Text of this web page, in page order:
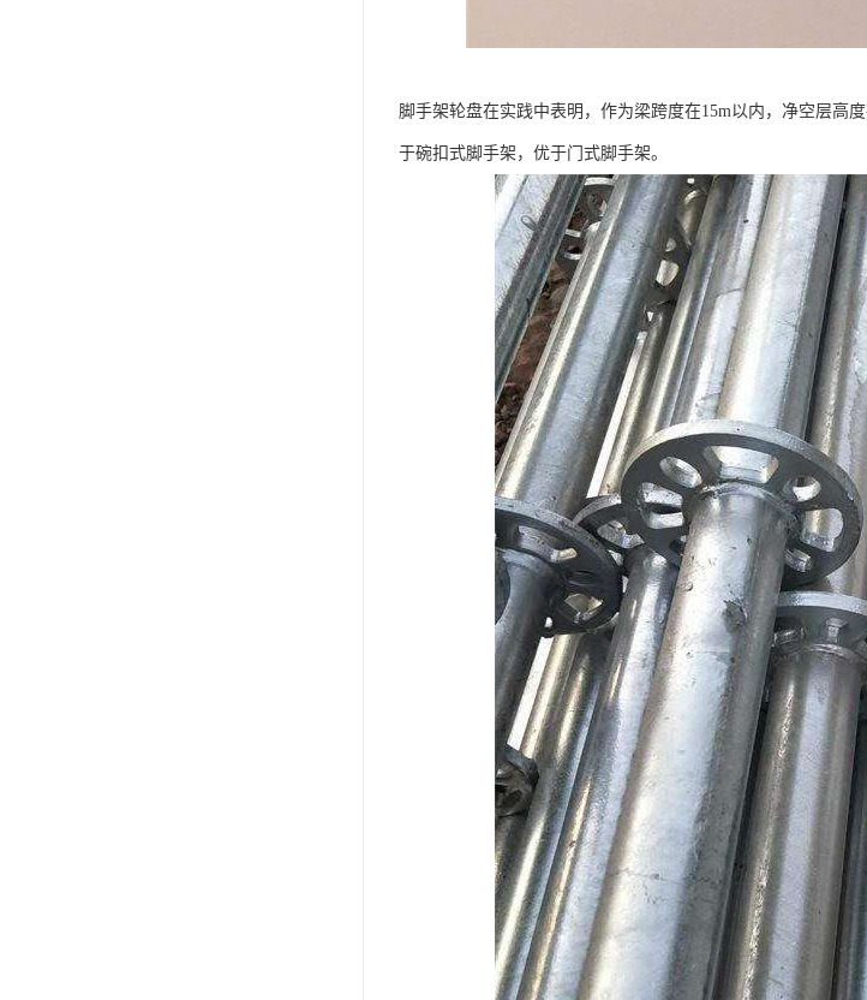
脚手架轮盘在实践中表明，作为梁跨度在15m以内，净空层高
于碗扣式脚手架，优于门式脚手架。